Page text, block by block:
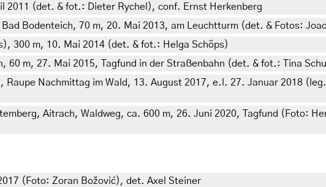
2011 (det. & fot.: Dieter Rychel), conf. Ernst Herkenberg
Bodenteich, 70 m, 20. Mai 2013, am Leuchtturm (det. & Fotos:
300 m, 10. Mai 2014 (det. & fot.: Helga Schöps)
m, 27. Mai 2015, Tagfund in der Straßenbahn (det. & fot.: Tina
Raupe Nachmittag im Wald, 13. August 2017, e.l. 27. Januar 2018
Aitrach, Waldweg, ca. 600 m, 26. Juni 2020, Tagfund (Foto:
(Foto: Zoran Božović), det. Axel Steiner